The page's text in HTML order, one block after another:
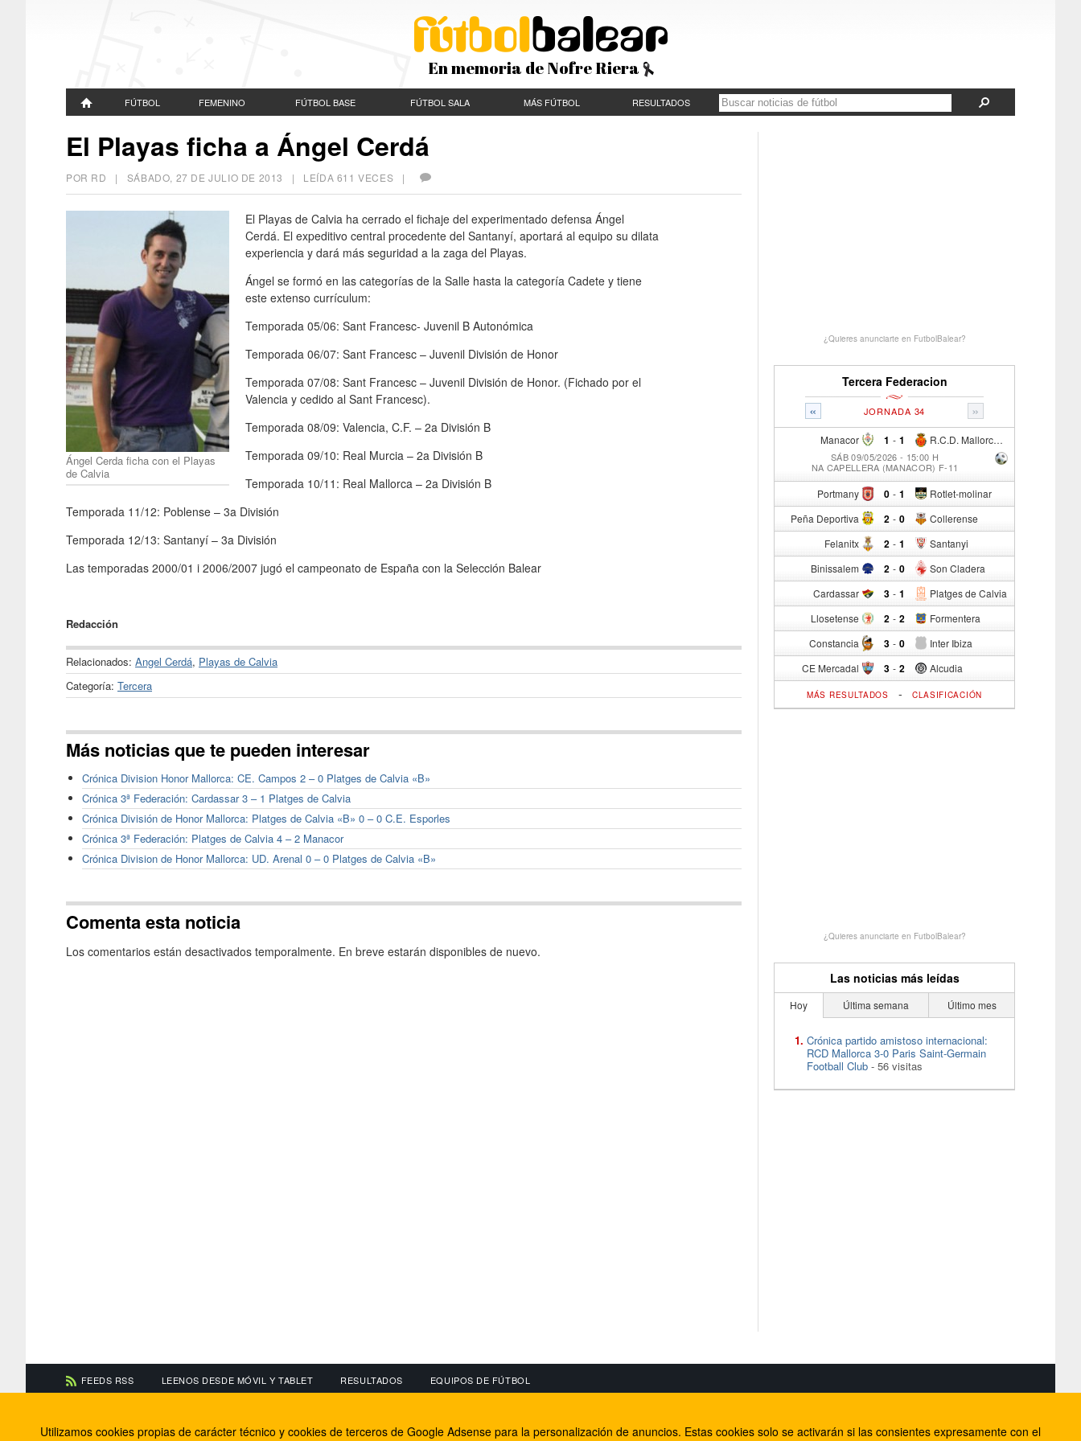
En memoria de Nofre Riera
FÚTBOL FEMENINO FÚTBOL BASE FÚTBOL SALA MÁS FÚTBOL RESULTADOS
El Playas ficha a Ángel Cerdá
POR RD | SÁBADO, 27 DE JULIO DE 2013 | LEÍDA 611 VECES |
Ángel Cerda ficha con el Playas
de Calvia
El Playas de Calvia ha cerrado el fichaje del experimentado defensa Ángel
Cerdá. El expeditivo central procedente del Santanyí, aportará al equipo su dilata
experiencia y dará más seguridad a la zaga del Playas.
Ángel se formó en las categorías de la Salle hasta la categoría Cadete y tiene
este extenso currículum:
Temporada 05/06: Sant Francesc- Juvenil B Autonómica
Temporada 06/07: Sant Francesc – Juvenil División de Honor
Temporada 07/08: Sant Francesc – Juvenil División de Honor. (Fichado por el
Valencia y cedido al Sant Francesc).
Temporada 08/09: Valencia, C.F. – 2a División B
Temporada 09/10: Real Murcia – 2a División B
Temporada 10/11: Real Mallorca – 2a División B
Temporada 11/12: Poblense – 3a División
Temporada 12/13: Santanyí – 3a División
Las temporadas 2000/01 i 2006/2007 jugó el campeonato de España con la Selección Balear
Redacción
Relacionados: Angel Cerdá, Playas de Calvia
Categoría: Tercera
Más noticias que te pueden interesar
Crónica Division Honor Mallorca: CE. Campos 2 – 0 Platges de Calvia «B»
Crónica 3ª Federación: Cardassar 3 – 1 Platges de Calvia
Crónica División de Honor Mallorca: Platges de Calvia «B» 0 – 0 C.E. Esporles
Crónica 3ª Federación: Platges de Calvia 4 – 2 Manacor
Crónica Division de Honor Mallorca: UD. Arenal 0 – 0 Platges de Calvia «B»
Comenta esta noticia
Los comentarios están desactivados temporalmente. En breve estarán disponibles de nuevo.
¿Quieres anunciarte en FutbolBalear?
Tercera Federacion
« »
JORNADA 34
Manacor 1 - R.C.D. Mallorca Sad "B"
1
SÁB 09/05/2026 - 15:00 H
NA CAPELLERA (MANACOR) F-11
Portmany 0 - Rotlet-molinar
1
Peña Deportiva 2 - Collerense
0
Felanitx 2 - Santanyi
1
Binissalem 2 - Son Cladera
0
Cardassar 3 - Platges de Calvia
1
Llosetense 2 - Formentera
2
Constancia 3 - Inter Ibiza
0
CE Mercadal 3 - Alcudia
2
MÁS RESULTADOS - CLASIFICACIÓN
¿Quieres anunciarte en FutbolBalear?
Las noticias más leídas
Hoy Última semana Último mes
Crónica partido amistoso internacional:
RCD Mallorca 3-0 Paris Saint-Germain
Football Club - 56 visitas
FEEDS RSS LEENOS DESDE MÓVIL Y TABLET RESULTADOS EQUIPOS DE FÚTBOL
Información de contacto
El equipo de FútbolBalear
Facebook
Internet Rural Mallorca
Utilizamos cookies propias de carácter técnico y cookies de terceros de Google Adsense para la personalización de anuncios. Estas cookies solo se activarán si las consientes expresamente con el